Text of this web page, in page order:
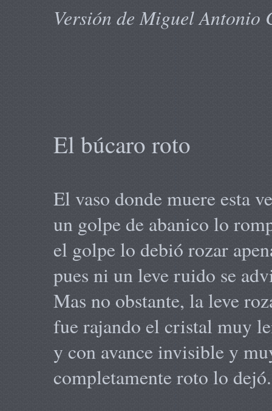
Versión de Miguel Antonio
El búcaro roto
El vaso donde muere esta
un golpe de abanico lo
el golpe lo debió rozar
pues ni un leve ruido se
Mas no obstante, la leve
fue rajando el cristal muy
y con avance invisible y
completamente roto lo dejó.